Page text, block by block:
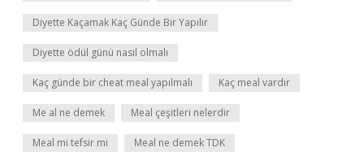
Diyette Kaçamak Kaç Günde Bir Yapılır
Diyette ödül günü nasıl olmalı
Kaç günde bir cheat meal yapılmalı Kaç meal vardır
Me al ne demek Meal çeşitleri nelerdir
Meal mi tefsir mi Meal ne demek TDK